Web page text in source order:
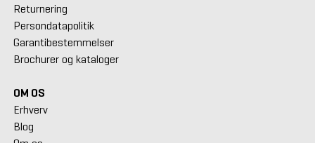
Returnering
Persondatapolitik
Garantibestemmelser
Brochurer og kataloger
OM OS
Erhverv
Blog